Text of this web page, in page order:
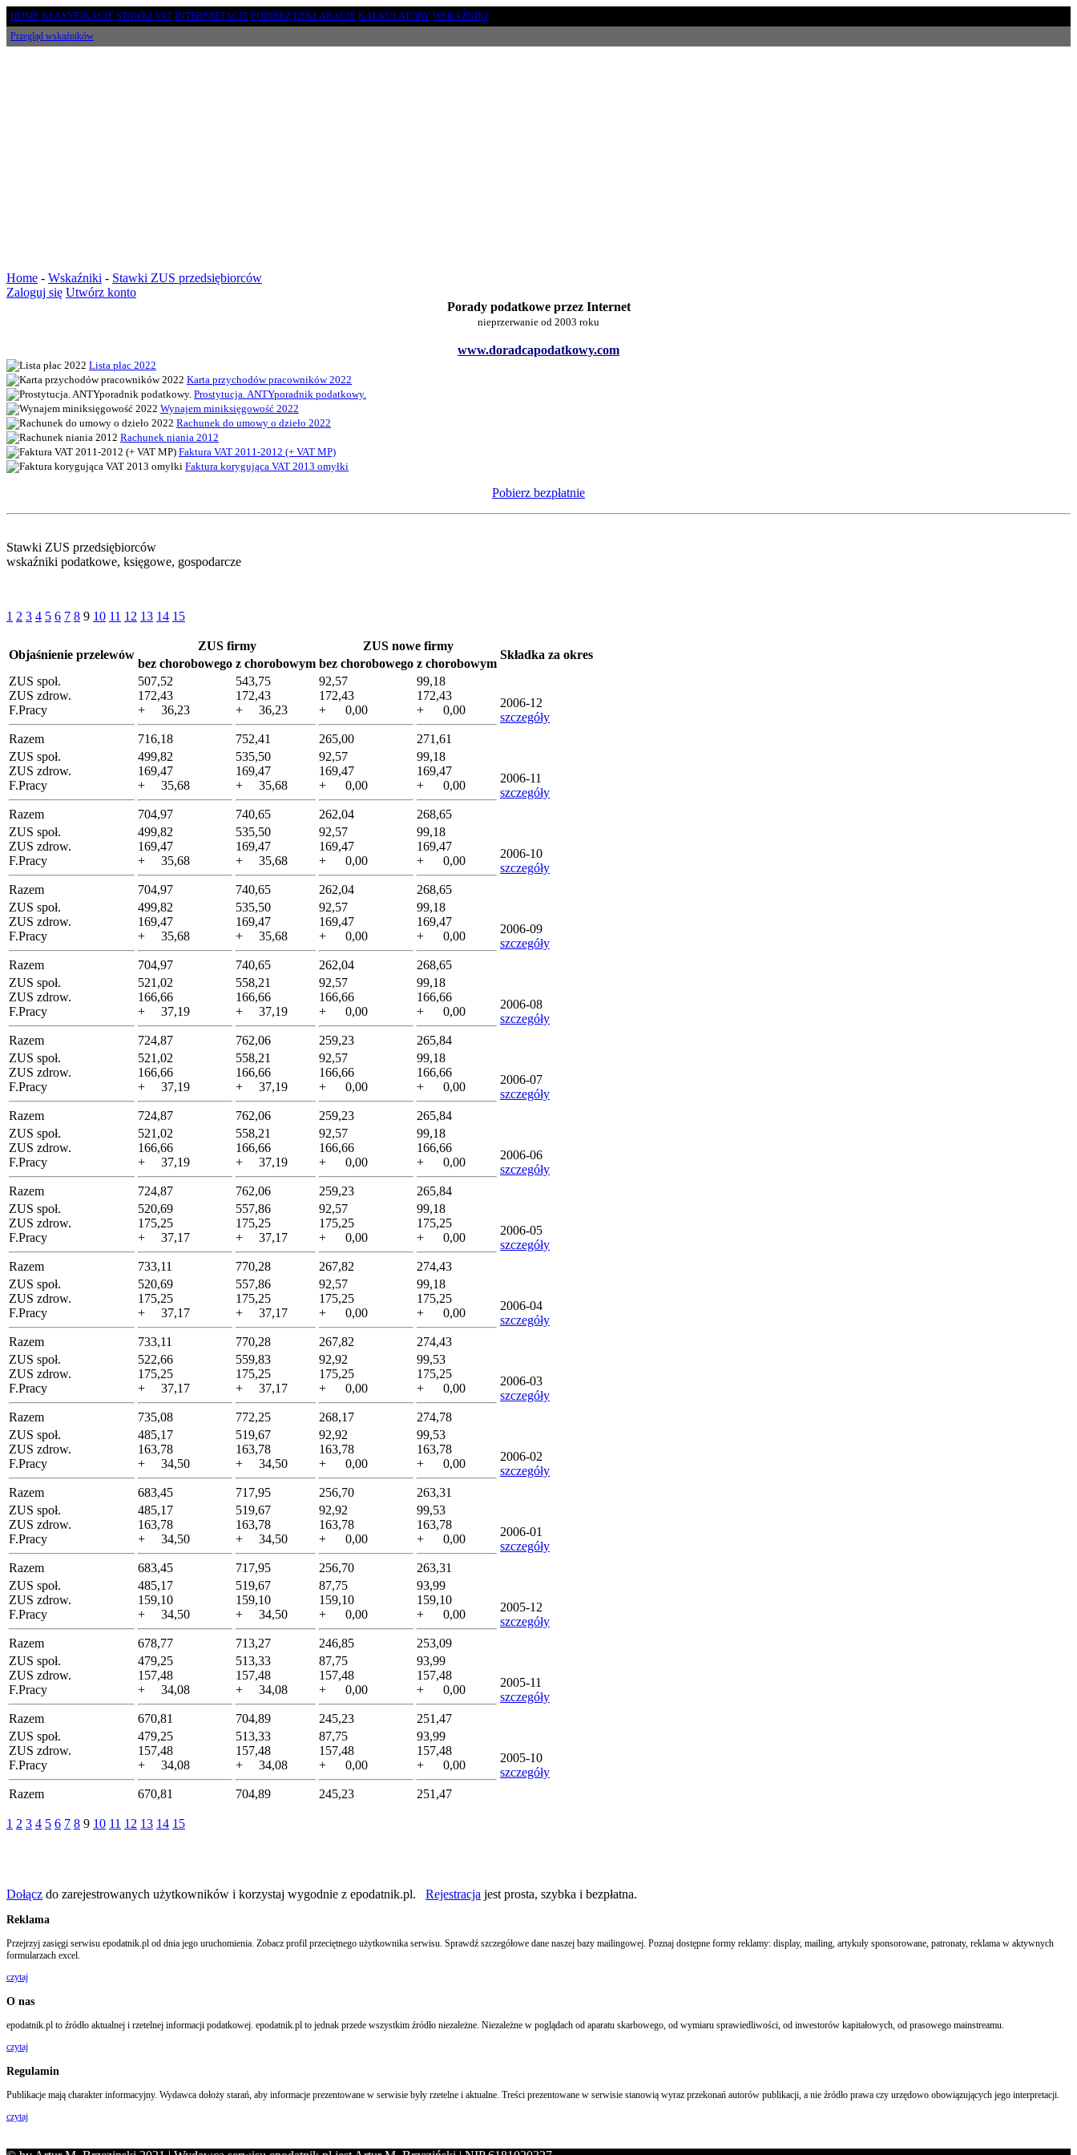
HOME KLASYFIKACJE STAWKI VAT INTERPRETACJE POBIERZ DEKLARACJE KALKULATORY WSKAŹNIKI
Przegląd wskaźników
Home - Wskaźniki - Stawki ZUS przedsiębiorców
Zaloguj się Utwórz konto
Porady podatkowe przez Internet
nieprzerwanie od 2003 roku
www.doradcapodatkowy.com
Lista płac 2022
Karta przychodów pracowników 2022
Prostytucja. ANTYporadnik podatkowy.
Wynajem miniksięgowość 2022
Rachunek do umowy o dzieło 2022
Rachunek niania 2012
Faktura VAT 2011-2012 (+ VAT MP)
Faktura korygująca VAT 2013 omyłki
Pobierz bezpłatnie
Stawki ZUS przedsiębiorców
wskaźniki podatkowe, księgowe, gospodarcze
1 2 3 4 5 6 7 8 9 10 11 12 13 14 15
Objaśnienie przelewów
ZUS firmy ZUS nowe firmy
Składka za okres
bez chorobowego z chorobowym bez chorobowego z chorobowym
ZUS społ.
ZUS zdrow.
F.Pracy
Razem
507,52
172,43
+ 36,23
716,18
543,75
172,43
+ 36,23
752,41
92,57
172,43
+ 0,00
265,00
99,18
172,43
+ 0,00
271,61
2006-12
szczegóły
ZUS społ.
ZUS zdrow.
F.Pracy
Razem
499,82
169,47
+ 35,68
704,97
535,50
169,47
+ 35,68
740,65
92,57
169,47
+ 0,00
262,04
99,18
169,47
+ 0,00
268,65
2006-11
szczegóły
ZUS społ.
ZUS zdrow.
F.Pracy
Razem
499,82
169,47
+ 35,68
704,97
535,50
169,47
+ 35,68
740,65
92,57
169,47
+ 0,00
262,04
99,18
169,47
+ 0,00
268,65
2006-10
szczegóły
ZUS społ.
ZUS zdrow.
F.Pracy
Razem
499,82
169,47
+ 35,68
704,97
535,50
169,47
+ 35,68
740,65
92,57
169,47
+ 0,00
262,04
99,18
169,47
+ 0,00
268,65
2006-09
szczegóły
ZUS społ.
ZUS zdrow.
F.Pracy
Razem
521,02
166,66
+ 37,19
724,87
558,21
166,66
+ 37,19
762,06
92,57
166,66
+ 0,00
259,23
99,18
166,66
+ 0,00
265,84
2006-08
szczegóły
ZUS społ.
ZUS zdrow.
F.Pracy
Razem
521,02
166,66
+ 37,19
724,87
558,21
166,66
+ 37,19
762,06
92,57
166,66
+ 0,00
259,23
99,18
166,66
+ 0,00
265,84
2006-07
szczegóły
ZUS społ.
ZUS zdrow.
F.Pracy
Razem
521,02
166,66
+ 37,19
724,87
558,21
166,66
+ 37,19
762,06
92,57
166,66
+ 0,00
259,23
99,18
166,66
+ 0,00
265,84
2006-06
szczegóły
ZUS społ.
ZUS zdrow.
F.Pracy
Razem
520,69
175,25
+ 37,17
733,11
557,86
175,25
+ 37,17
770,28
92,57
175,25
+ 0,00
267,82
99,18
175,25
+ 0,00
274,43
2006-05
szczegóły
ZUS społ.
ZUS zdrow.
F.Pracy
Razem
520,69
175,25
+ 37,17
733,11
557,86
175,25
+ 37,17
770,28
92,57
175,25
+ 0,00
267,82
99,18
175,25
+ 0,00
274,43
2006-04
szczegóły
ZUS społ.
ZUS zdrow.
F.Pracy
Razem
522,66
175,25
+ 37,17
735,08
559,83
175,25
+ 37,17
772,25
92,92
175,25
+ 0,00
268,17
99,53
175,25
+ 0,00
274,78
2006-03
szczegóły
ZUS społ.
ZUS zdrow.
F.Pracy
Razem
485,17
163,78
+ 34,50
683,45
519,67
163,78
+ 34,50
717,95
92,92
163,78
+ 0,00
256,70
99,53
163,78
+ 0,00
263,31
2006-02
szczegóły
ZUS społ.
ZUS zdrow.
F.Pracy
Razem
485,17
163,78
+ 34,50
683,45
519,67
163,78
+ 34,50
717,95
92,92
163,78
+ 0,00
256,70
99,53
163,78
+ 0,00
263,31
2006-01
szczegóły
ZUS społ.
ZUS zdrow.
F.Pracy
Razem
485,17
159,10
+ 34,50
678,77
519,67
159,10
+ 34,50
713,27
87,75
159,10
+ 0,00
246,85
93,99
159,10
+ 0,00
253,09
2005-12
szczegóły
ZUS społ.
ZUS zdrow.
F.Pracy
Razem
479,25
157,48
+ 34,08
670,81
513,33
157,48
+ 34,08
704,89
87,75
157,48
+ 0,00
245,23
93,99
157,48
+ 0,00
251,47
2005-11
szczegóły
ZUS społ.
ZUS zdrow.
F.Pracy
Razem
479,25
157,48
+ 34,08
670,81
513,33
157,48
+ 34,08
704,89
87,75
157,48
+ 0,00
245,23
93,99
157,48
+ 0,00
251,47
2005-10
szczegóły
1 2 3 4 5 6 7 8 9 10 11 12 13 14 15
Dołącz do zarejestrowanych użytkowników i korzystaj wygodnie z epodatnik.pl. Rejestracja jest prosta, szybka i bezpłatna.
Reklama
Przejrzyj zasięgi serwisu epodatnik.pl od dnia jego uruchomienia. Zobacz profil przeciętnego użytkownika serwisu. Sprawdź szczegółowe dane naszej bazy mailingowej. Poznaj dostępne formy reklamy: display, mailing, artykuły sponsorowane, patronaty, reklama w aktywnych
formularzach excel.
czytaj
O nas
epodatnik.pl to źródło aktualnej i rzetelnej informacji podatkowej. epodatnik.pl to jednak przede wszystkim źródło niezależne. Niezależne w poglądach od aparatu skarbowego, od wymiaru sprawiedliwości, od inwestorów kapitałowych, od prasowego mainstreamu.
czytaj
Regulamin
Publikacje mają charakter informacyjny. Wydawca dołoży starań, aby informacje prezentowane w serwisie były rzetelne i aktualne. Treści prezentowane w serwisie stanowią wyraz przekonań autorów publikacji, a nie źródło prawa czy urzędowo obowiązujących jego interpretacji.
czytaj